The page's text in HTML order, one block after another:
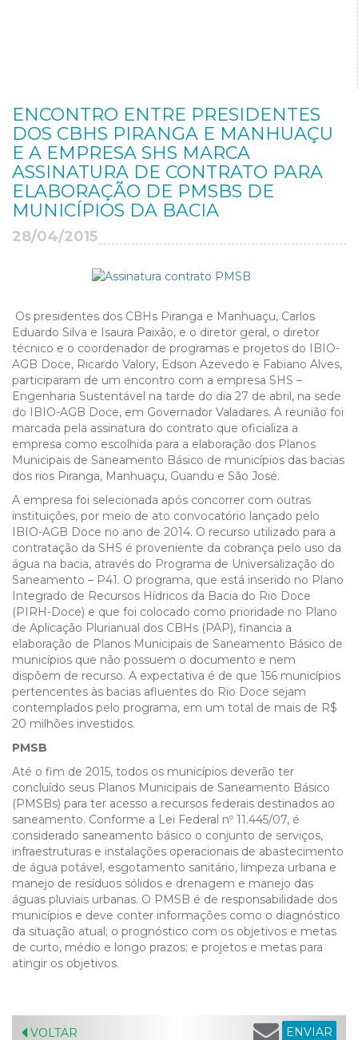
ENCONTRO ENTRE PRESIDENTES
DOS CBHS PIRANGA E MANHUAÇU
E A EMPRESA SHS MARCA
ASSINATURA DE CONTRATO PARA
ELABORAÇÃO DE PMSBS DE
MUNICÍPIOS DA BACIA
28/04/2015
Os presidentes dos CBHs Piranga e Manhuaçu, Carlos
Eduardo Silva e Isaura Paixão, e o diretor geral, o diretor
técnico e o coordenador de programas e projetos do IBIO-
AGB Doce, Ricardo Valory, Edson Azevedo e Fabiano Alves,
participaram de um encontro com a empresa SHS –
Engenharia Sustentável na tarde do dia 27 de abril, na sede
do IBIO-AGB Doce, em Governador Valadares. A reunião foi
marcada pela assinatura do contrato que oficializa a
empresa como escolhida para a elaboração dos Planos
Municipais de Saneamento Básico de municípios das bacias
dos rios Piranga, Manhuaçu, Guandu e São José.
A empresa foi selecionada após concorrer com outras
instituições, por meio de ato convocatório lançado pelo
IBIO-AGB Doce no ano de 2014. O recurso utilizado para a
contratação da SHS é proveniente da cobrança pelo uso da
água na bacia, através do Programa de Universalização do
Saneamento – P41. O programa, que está inserido no Plano
Integrado de Recursos Hídricos da Bacia do Rio Doce
(PIRH-Doce) e que foi colocado como prioridade no Plano
de Aplicação Plurianual dos CBHs (PAP), financia a
elaboração de Planos Municipais de Saneamento Básico de
municípios que não possuem o documento e nem
dispõem de recurso. A expectativa é de que 156 municípios
pertencentes às bacias afluentes do Rio Doce sejam
contemplados pelo programa, em um total de mais de R$
20 milhões investidos.
PMSB
Até o fim de 2015, todos os municípios deverão ter
concluído seus Planos Municipais de Saneamento Básico
(PMSBs) para ter acesso a recursos federais destinados ao
saneamento. Conforme a Lei Federal nº 11.445/07, é
considerado saneamento básico o conjunto de serviços,
infraestruturas e instalações operacionais de abastecimento
de água potável, esgotamento sanitário, limpeza urbana e
manejo de resíduos sólidos e drenagem e manejo das
águas pluviais urbanas. O PMSB é de responsabilidade dos
municípios e deve conter informações como o diagnóstico
da situação atual; o prognóstico com os objetivos e metas
de curto, médio e longo prazos; e projetos e metas para
atingir os objetivos.
VOLTAR ENVIAR